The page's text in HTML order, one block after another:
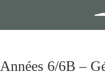
Années 6/6B –